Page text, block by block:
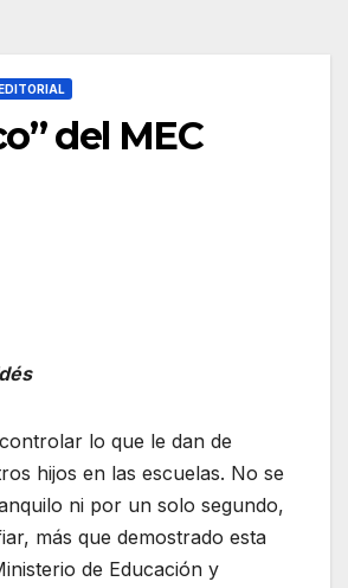
del MEC
lo que le dan de
hijos en las escuelas. No se
ni por un solo segundo,
más que demostrado esta
de Educación y